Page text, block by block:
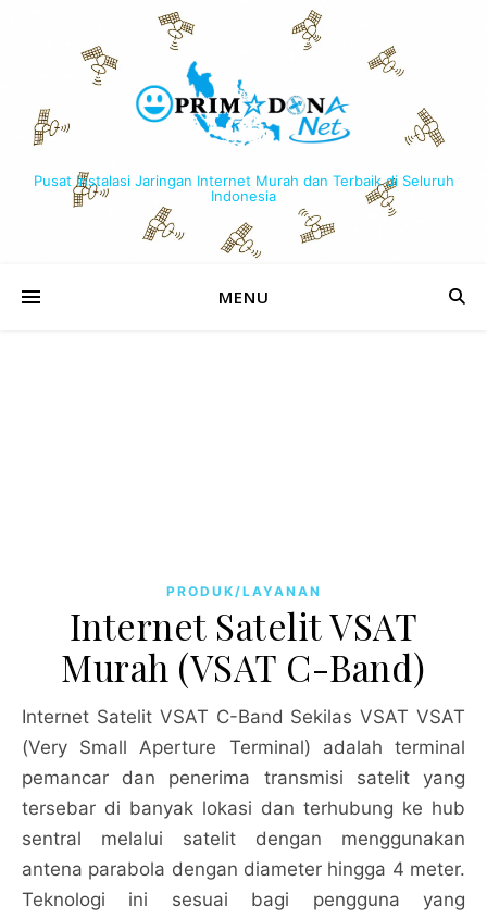
Pusat Instalasi Jaringan Internet Murah dan Terbaik di Seluruh
Indonesia
MENU
PRODUK/LAYANAN
Internet Satelit VSAT
Murah (VSAT C-Band)
Internet Satelit VSAT C-Band Sekilas VSAT VSAT
(Very Small Aperture Terminal) adalah terminal
pemancar dan penerima transmisi satelit yang
tersebar di banyak lokasi dan terhubung ke hub
sentral melalui satelit dengan menggunakan
antena parabola dengan diameter hingga 4 meter.
Teknologi ini sesuai bagi pengguna yang